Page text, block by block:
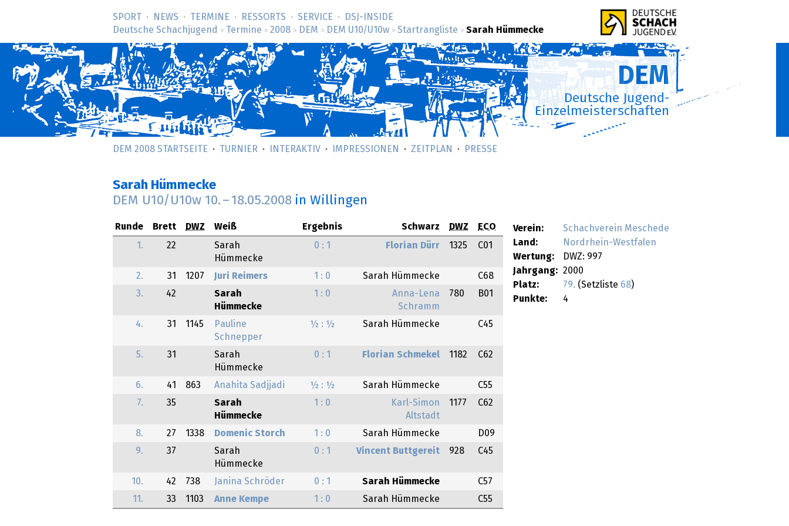
SPORT NEWS TERMINE RESSORTS SERVICE
DSJ-­INSIDE
Deutsche Schachjugend
> Termine > 2008 > DEM > DEM U10/U10w > Startrangliste > Sarah Hümmecke
DEM
Deutsche Jugend-
Einzelmeisterschaften
DEM 2008 STARTSEITE TURNIER INTERAKTIV IMPRESSIONEN ZEITPLAN PRESSE
Sarah Hümmecke
DEM U10/U10w 10. – 18.05.2008 in Willingen
Verein:
Schachverein Meschede
Land:
Nordrhein-Westfalen
Wertung:
DWZ: 997
Jahrgang: 2000
Platz:
79. (Setzliste 68)
Punkte:
4
Runde Brett DWZ Weiß Ergebnis Schwarz DWZ
ECO
1.
22
Sarah
Hümmecke
0 : 1 Florian Dürr 1325 C01
2. 31 1207 Juri Reimers 1 : 0 Sarah Hümmecke
C68
3.
42
Sarah
Hümmecke
1 : 0
Anna-Lena
Schramm
780 B01
4. 31 1145
Pauline
Schnepper
½ : ½ Sarah Hümmecke C45
5. 31
Sarah
Hümmecke
0 : 1 Florian Schmekel 1182 C62
6. 41 863 Anahita Sadjjadi ½ : ½ Sarah Hümmecke
C55
7.
35
Sarah
Hümmecke
1 : 0
Karl-Simon
Altstadt
1177 C62
8. 27 1338 Domenic Storch 1 : 0 Sarah Hümmecke
D09
9.
37
Sarah
Hümmecke
0 : 1 Vincent Buttgereit 928 C45
10. 42 738 Janina Schröder 0 : 1 Sarah Hümmecke
C57
11.
33 1103 Anne Kempe 1 : 0 Sarah Hümmecke C55